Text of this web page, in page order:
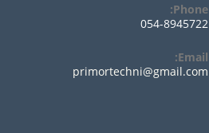
Phone:
054-8945722
Email:
primortechni@gmail.com